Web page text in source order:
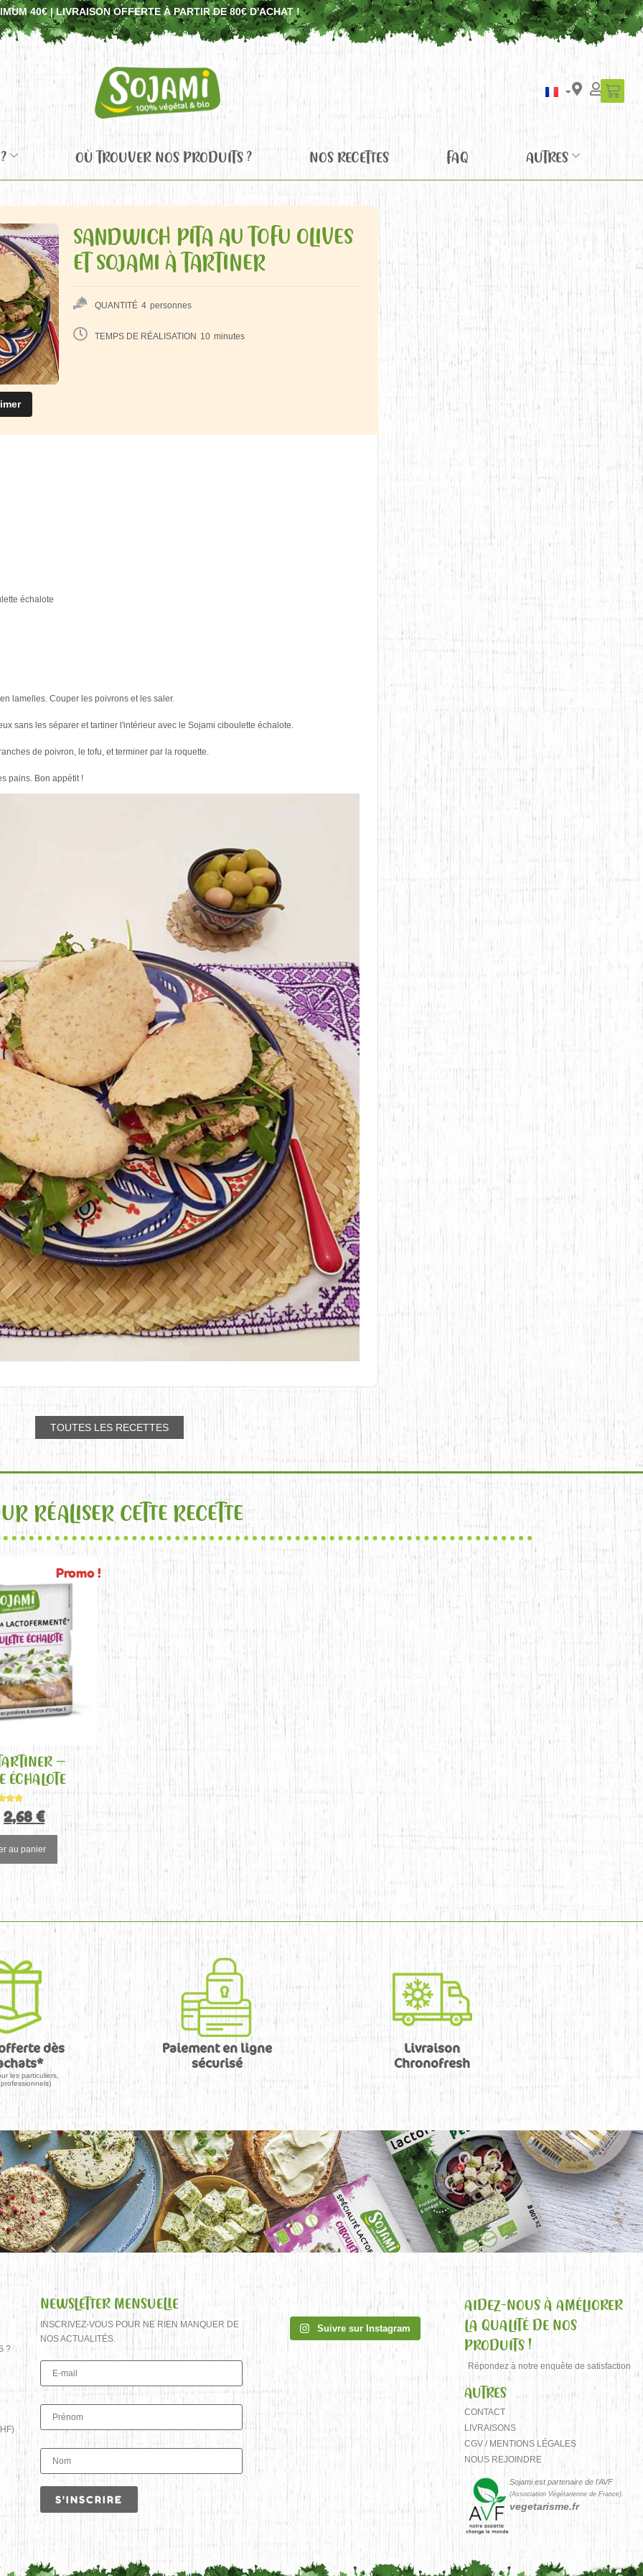
40€ | LIVRAISON OFFERTE À PARTIR DE 80€ D'ACHAT !
OÙ TROUVER NOS PRODUITS ? NOS RECETTES FAQ AUTRES
SANDWICH PITA AU TOFU OLIVES
ET SOJAMI À TARTINER
QUANTITÉ 4 personnes
TEMPS DE RÉALISATION 10 minutes
échalote
lamelles. Couper les poivrons et les saler.
sans les séparer et tartiner l'intérieur avec le Sojami ciboulette échalote.
de poivron, le tofu, et terminer par la roquette.
pains. Bon appétit !
TOUTES LES RECETTES
RÉALISER CETTE RECETTE
Promo !
–
ÉCHALOTE
5
2,68€
au panier
dès
les particuliers,
Paiement en ligne
sécurisé
Livraison
Chronofresh
?
NEWSLETTER MENSUELLE
INSCRIVEZ-VOUS POUR NE RIEN MANQUER DE
NOS ACTUALITÉS.
Suivre sur Instagram
AIDEZ-NOUS À AMÉLIORER
LA QUALITÉ DE NOS
PRODUITS !
Répondez à notre enquête de satisfaction
AUTRES
CONTACT
LIVRAISONS
CGV / MENTIONS LÉGALES
NOUS REJOINDRE
Sojami est partenaire de l’AVF
(Association Végétarienne de France).
vegetarisme.fr